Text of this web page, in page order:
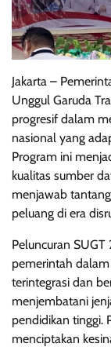
Jakarta –
Unggul Garuda
progresif dalam
nasional yang
Program ini
kualitas sumber
menjawab
peluang di era
Peluncuran
pemerintah
terintegrasi dan
menjembatani
pendidikan tinggi.
menciptakan